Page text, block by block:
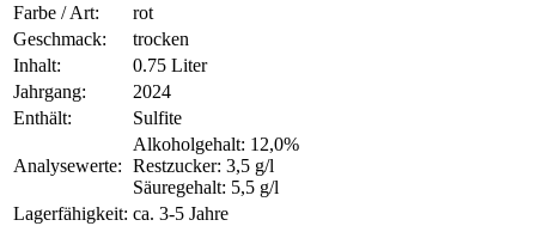
Farbe / Art:
rot
Geschmack:
trocken
Inhalt:
0.75 Liter
Jahrgang:
2024
Enthält:
Sulfite
Analysewerte:
Alkoholgehalt: 12,0%
Restzucker: 3,5 g/l
Säuregehalt: 5,5 g/l
Lagerfähigkeit: ca. 3-5 Jahre